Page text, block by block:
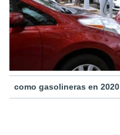
como gasolineras en 2020